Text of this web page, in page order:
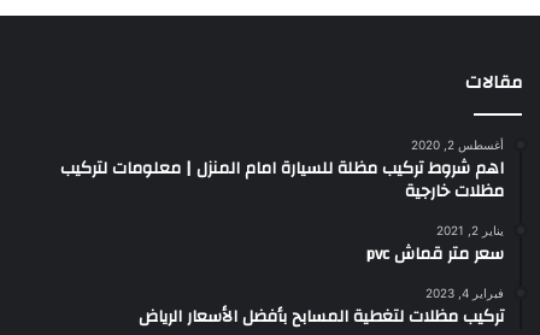
مقالات
أغسطس 2, 2020
اهم شروط تركيب مظلة للسيارة امام المنزل | معلومات لتركيب
مظلات خارجية
يناير 2, 2021
سعر متر قماش pvc
فبراير 4, 2023
تركيب مظلات لتغطية المسابح بأفضل الأسعار الرياض